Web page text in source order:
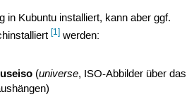
in Kubuntu installiert, kann aber ggf.
[1]werden:
(universe, ISO-Abbilder über das